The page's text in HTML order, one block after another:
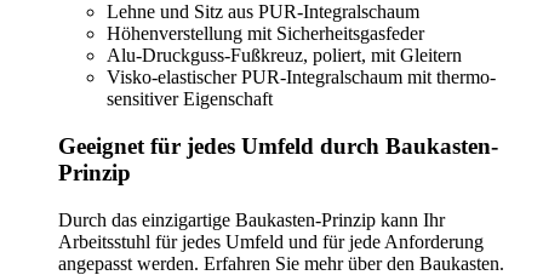
Lehne und Sitz aus PUR-Integralschaum
Höhenverstellung mit Sicherheitsgasfeder
Alu-Druckguss-Fußkreuz, poliert, mit Gleitern
Visko-elastischer PUR-Integralschaum mit thermo-
sensitiver Eigenschaft
Geeignet für jedes Umfeld durch Baukasten-
Prinzip
Durch das einzigartige Baukasten-Prinzip kann Ihr
Arbeitsstuhl für jedes Umfeld und für jede Anforderung
angepasst werden. Erfahren Sie mehr über den Baukasten.